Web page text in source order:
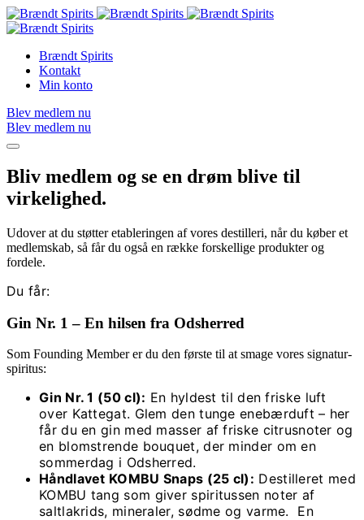
Brændt Spirits
Kontakt
Min konto
Blev medlem nu
Blev medlem nu
Bliv medlem og se en drøm blive til
virkelighed.
Udover at du støtter etableringen af vores destilleri, når du køber et
medlemskab, så får du også en række forskellige produkter og
fordele.
Du får:
Gin Nr. 1 – En hilsen fra Odsherred
Som Founding Member er du den første til at smage vores signatur-
spiritus:
Gin Nr. 1 (50 cl): En hyldest til den friske luft
over Kattegat. Glem den tunge enebærduft – her
får du en gin med masser af friske citrusnoter og
en blomstrende bouquet, der minder om en
sommerdag i Odsherred.
Håndlavet KOMBU Snaps (25 cl): Destilleret med
KOMBU tang som giver spiritussen noter af
saltlakrids, mineraler, sødme og varme. En